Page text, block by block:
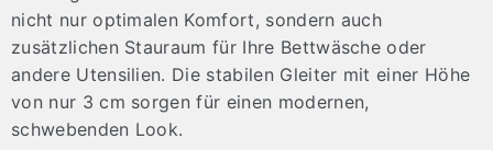
nicht nur optimalen Komfort, sondern auch
zusätzlichen Stauraum für Ihre Bettwäsche oder
andere Utensilien. Die stabilen Gleiter mit einer Höhe
von nur 3 cm sorgen für einen modernen,
schwebenden Look.